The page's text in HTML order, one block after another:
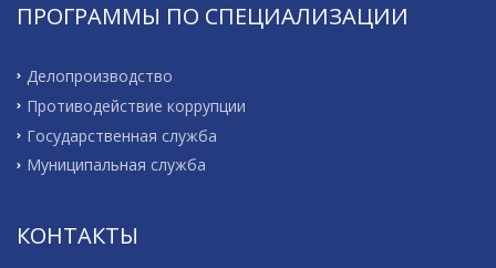
ПРОГРАММЫ ПО СПЕЦИАЛИЗАЦИИ
Делопроизводство
Противодействие коррупции
Государственная служба
Муниципальная служба
КОНТАКТЫ